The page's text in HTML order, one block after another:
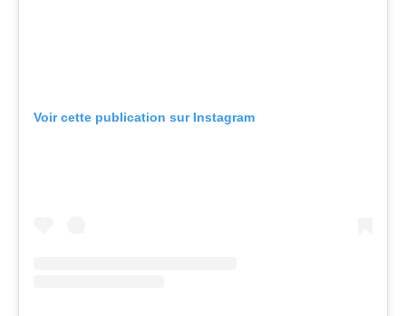
Voir cette publication sur Instagram